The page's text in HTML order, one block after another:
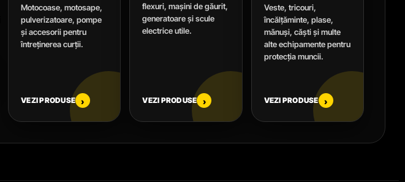
Motocoase, motosape,
pulverizatoare, pompe
și accesorii pentru
întreținerea curții.
VEZI PRODUSE ›
flexuri, mașini de găurit,
generatoare și scule
electrice utile.
VEZI PRODUSE ›
Veste, tricouri,
încălțăminte, plase,
mănuși, căști și multe
alte echipamente pentru
protecția muncii.
VEZI PRODUSE ›